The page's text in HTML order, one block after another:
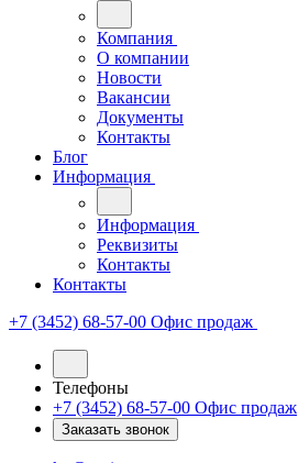
Компания
О компании
Новости
Вакансии
Документы
Контакты
Блог
Информация
Информация
Реквизиты
Контакты
Контакты
+7 (3452) 68-57-00 Офис продаж
Телефоны
+7 (3452) 68-57-00 Офис продаж
Заказать звонок